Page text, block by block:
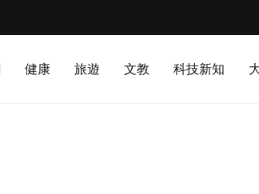
健康 旅遊 文教 科技新知